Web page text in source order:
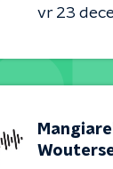
vr 23